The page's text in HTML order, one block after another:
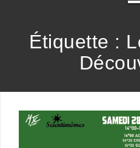
Étiquette :